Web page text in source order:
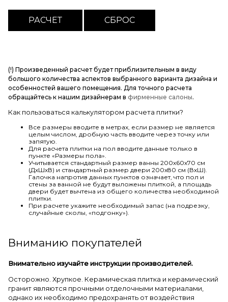
(!) Произведенный расчет будет приблизительным в виду
большого количества аспектов выбранного варианта дизайна и
особенностей вашего помещения. Для точного расчета
обращайтесь к нашим дизайнерам в фирменные салоны.
Как пользоваться калькулятором расчета плитки?
Все размеры вводите в метрах, если размер не является
целым числом, дробную часть вводите через точку или
запятую.
Для расчета плитки на пол вводите данные только в
пункте «Размеры пола».
Учитывается стандартный размер ванны 200х60х70 см
(ДхШхВ) и стандартный размер двери 200х80 см (ВхШ).
Галочка напротив данных пунктов означает, что пол и
стены за ванной не будут выложены плиткой, а площадь
двери будет вычтена из общего количества необходимой
плитки.
При расчете укажите необходимый запас (на подрезку,
случайные сколы, «подгонку»).
Вниманию покупателей
Внимательно изучайте инструкции производителей.
Осторожно. Хрупкое. Керамическая плитка и керамический
гранит являются прочными отделочными материалами,
однако их необходимо предохранять от воздействия